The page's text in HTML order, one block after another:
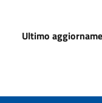
Ultimo